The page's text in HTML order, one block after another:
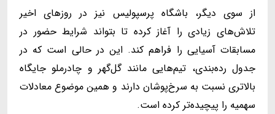
از سوی دیگر، باشگاه پرسپولیس نیز در روزهای اخیر
تلاش‌های زیادی را آغاز کرده تا بتواند شرایط حضور در
مسابقات آسیایی را فراهم کند. این در حالی است که در
جدول رده‌بندی، تیم‌هایی مانند گل‌گهر و چادرملو جایگاه
بالاتری نسبت به سرخ‌پوشان دارند و همین موضوع معادلات
سهمیه را پیچیده‌تر کرده است.